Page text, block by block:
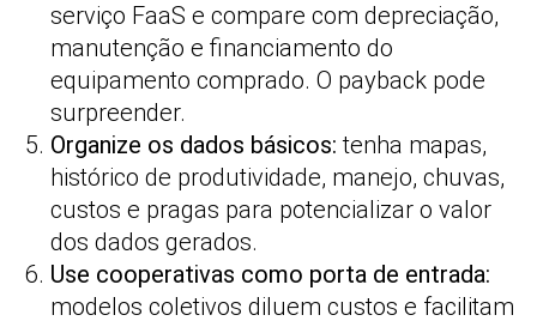
serviço FaaS e compare com depreciação,
manutenção e financiamento do
equipamento comprado. O payback pode
surpreender.
Organize os dados básicos: tenha mapas,
histórico de produtividade, manejo, chuvas,
custos e pragas para potencializar o valor
dos dados gerados.
Use cooperativas como porta de entrada:
modelos coletivos diluem custos e facilitam